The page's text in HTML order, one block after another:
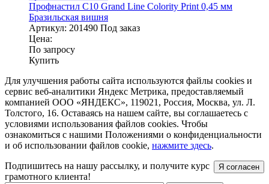
Профнастил С10 Grand Line Colority Print 0,45 мм
Бразильская вишня
Артикул: 201490 Под заказ
Цена:
По запросу
Купить
Для улучшения работы сайта используются файлы cookies и
сервис веб-аналитики Яндекс Метрика, предоставляемый
компанией ООО «ЯНДЕКС», 119021, Россия, Москва, ул. Л.
Толстого, 16. Оставаясь на нашем сайте, вы соглашаетесь с
условиями использования файлов cookies. Чтобы
ознакомиться с нашими Положениями о конфиденциальности
и об использовании файлов cookie, нажмите здесь.
Я согласен
Подпишитесь на нашу рассылку, и получите курс
грамотного клиента!